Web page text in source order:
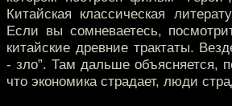
Китайская классическая
Если вы сомневаетесь,
китайские древние трактаты.
- зло”. Там дальше объясняется,
что экономика страдает, люди